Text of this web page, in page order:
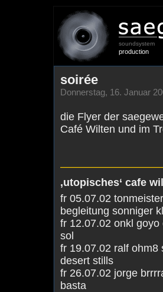
soundsystem
production
soirée
Donnerstag, 16. Januar
die Flyer der
Café Wilten und im
‚utopisches‘ cafe
fr 05.07.02
begleitung sonniger
fr 12.07.02 onkl goyo
sol
fr 19.07.02 ralf ohm8
desert stills
fr 26.07.02 jorge
basta